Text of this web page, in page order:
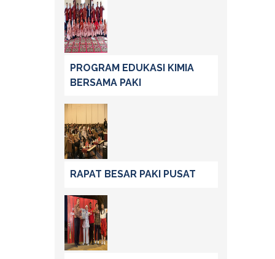
PROGRAM EDUKASI KIMIA
BERSAMA PAKI
RAPAT BESAR PAKI PUSAT